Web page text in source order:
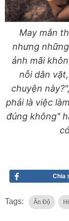
May mắn
nhưng
ảnh mãi
nỗi dằn
chuyện
phải là việc
đúng không"
Chia
Tags: Ấn Độ